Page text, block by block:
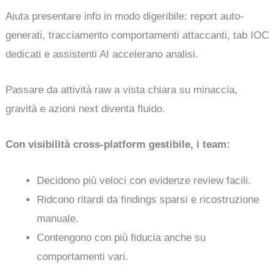
Aiuta presentare info in modo digeribile: report auto-
generati, tracciamento comportamenti attaccanti, tab IOC
dedicati e assistenti AI accelerano analisi.
Passare da attività raw a vista chiara su minaccia,
gravità e azioni next diventa fluido.
Con visibilità cross-platform gestibile, i team:
Decidono più veloci con evidenze review facili.
Ridcono ritardi da findings sparsi e ricostruzione
manuale.
Contengono con più fiducia anche su
comportamenti vari.